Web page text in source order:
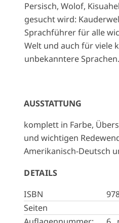
Persisch, Wolof,
gesucht wird:
Sprachführer für alle
Welt und auch für viele
unbekanntere Sprachen.
AUSSTATTUNG
komplett in Farbe,
und wichtigen
Amerikanisch-Deutsch
DETAILS
ISBN
Seiten